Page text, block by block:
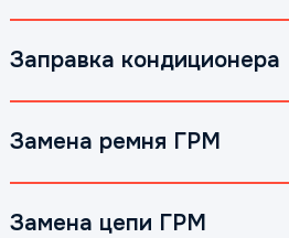
Заправка кондиционера
Замена ремня ГРМ
Замена цепи ГРМ